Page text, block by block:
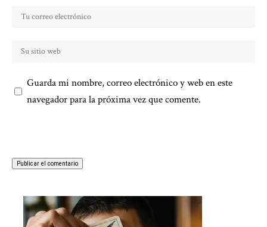
Guarda mi nombre, correo electrónico y web en este
navegador para la próxima vez que comente.